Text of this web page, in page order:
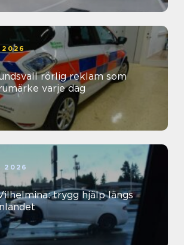
2026
reklam som
varje dag
2026
trygg hjälp längs